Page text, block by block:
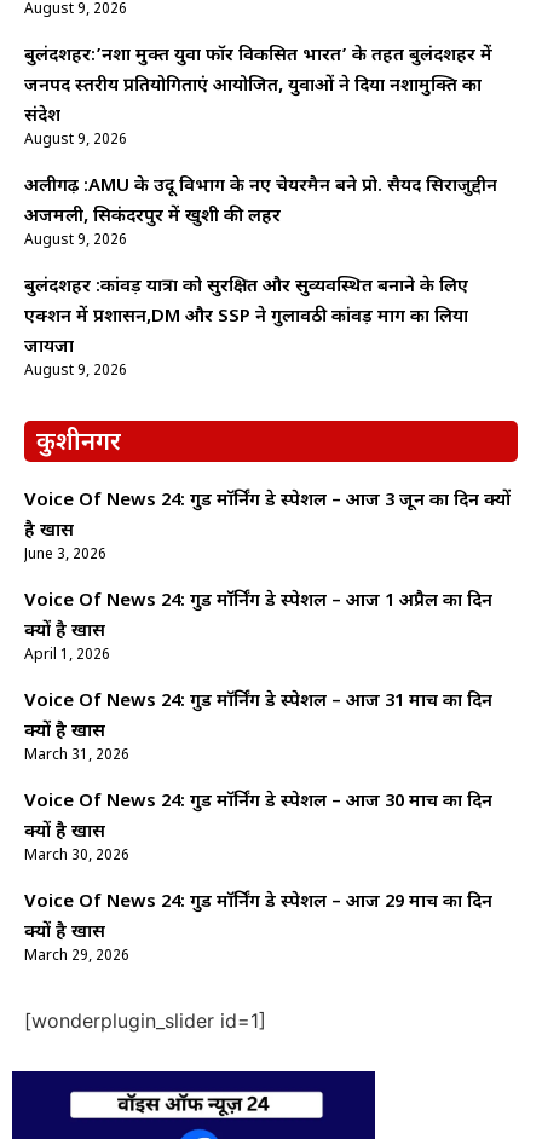
August 9, 2026
बुलंदशहर:’नशा मुक्त युवा फॉर विकसित भारत’ के तहत बुलंदशहर में
जनपद स्तरीय प्रतियोगिताएं आयोजित, युवाओं ने दिया नशामुक्ति का
संदेश
August 9, 2026
अलीगढ़ :AMU के उर्दू विभाग के नए चेयरमैन बने प्रो. सैयद सिराजुद्दीन
अजमली, सिकंदरपुर में खुशी की लहर
August 9, 2026
बुलंदशहर :कांवड़ यात्रा को सुरक्षित और सुव्यवस्थित बनाने के लिए
एक्शन में प्रशासन,DM और SSP ने गुलावठी कांवड़ मार्ग का लिया
जायजा
August 9, 2026
कुशीनगर
Voice Of News 24: गुड माॅर्निंग डे स्पेशल – आज 3 जून का दिन क्यों
है खास
June 3, 2026
Voice Of News 24: गुड माॅर्निंग डे स्पेशल – आज 1 अप्रैल का दिन
क्यों है खास
April 1, 2026
Voice Of News 24: गुड माॅर्निंग डे स्पेशल – आज 31 मार्च का दिन
क्यों है खास
March 31, 2026
Voice Of News 24: गुड माॅर्निंग डे स्पेशल – आज 30 मार्च का दिन
क्यों है खास
March 30, 2026
Voice Of News 24: गुड माॅर्निंग डे स्पेशल – आज 29 मार्च का दिन
क्यों है खास
March 29, 2026
[wonderplugin_slider id=1]